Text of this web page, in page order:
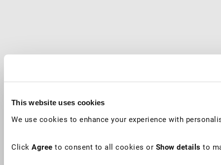
This website uses cookies
We use cookies to enhance your experience with
Click Agree to consent to all cookies or Show details to